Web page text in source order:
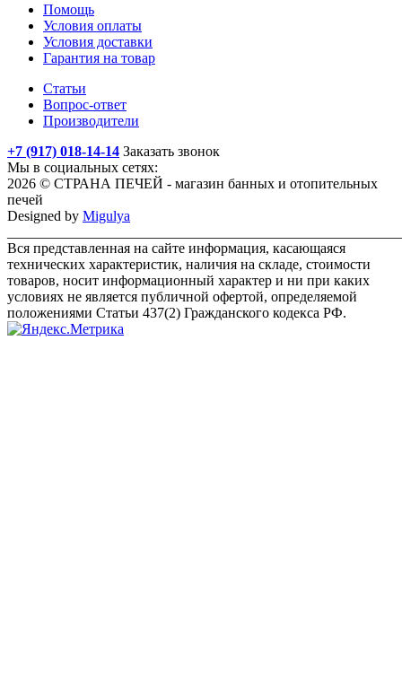
Помощь
Условия оплаты
Условия доставки
Гарантия на товар
Статьи
Вопрос-ответ
Производители
+7 (917) 018-14-14 Заказать звонок
Мы в социальных сетях:
2026 © СТРАНА ПЕЧЕЙ - магазин банных и отопительных
печей
Designed by Migulya
Вся представленная на сайте информация, касающаяся
технических характеристик, наличия на складе, стоимости
товаров, носит информационный характер и ни при каких
условиях не является публичной офертой, определяемой
положениями Статьи 437(2) Гражданского кодекса РФ.